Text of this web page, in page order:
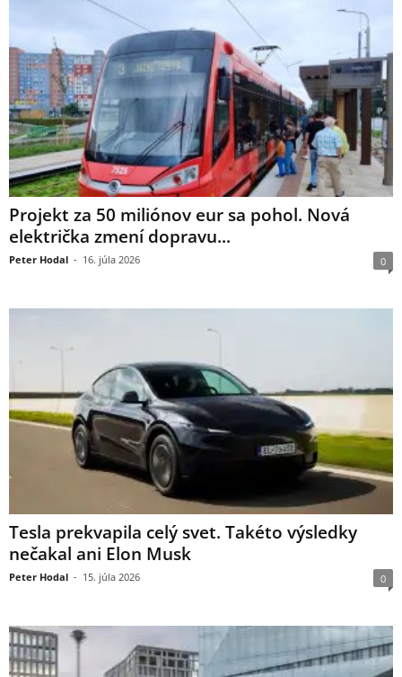
Projekt za 50 miliónov eur sa pohol. Nová
električka zmení dopravu...
Peter Hodal - 16. júla 2026 0
Tesla prekvapila celý svet. Takéto výsledky
nečakal ani Elon Musk
Peter Hodal - 15. júla 2026 0